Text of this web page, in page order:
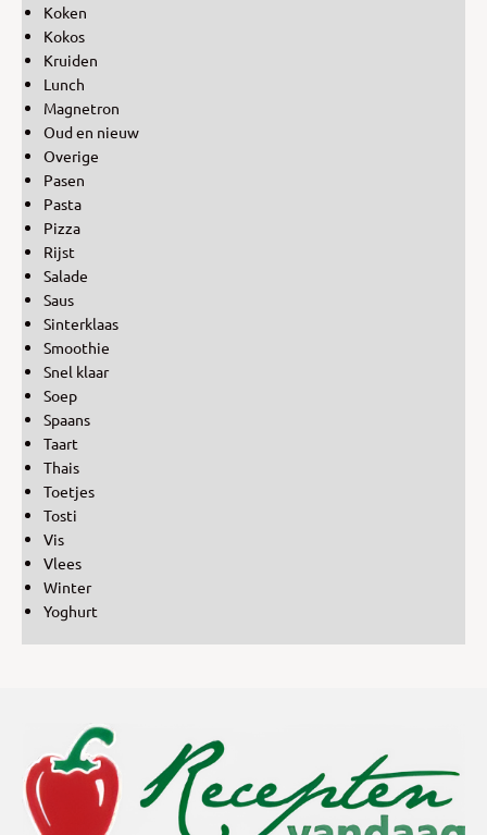
Koken
Kokos
Kruiden
Lunch
Magnetron
Oud en nieuw
Overige
Pasen
Pasta
Pizza
Rijst
Salade
Saus
Sinterklaas
Smoothie
Snel klaar
Soep
Spaans
Taart
Thais
Toetjes
Tosti
Vis
Vlees
Winter
Yoghurt